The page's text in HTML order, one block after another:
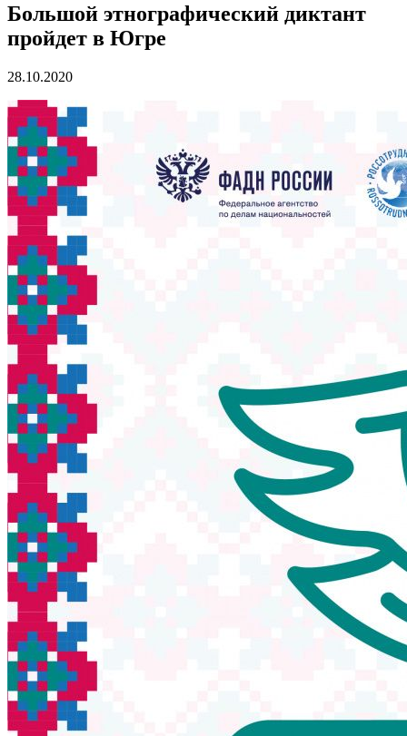
Большой этнографический диктант
пройдет в Югре
28.10.2020